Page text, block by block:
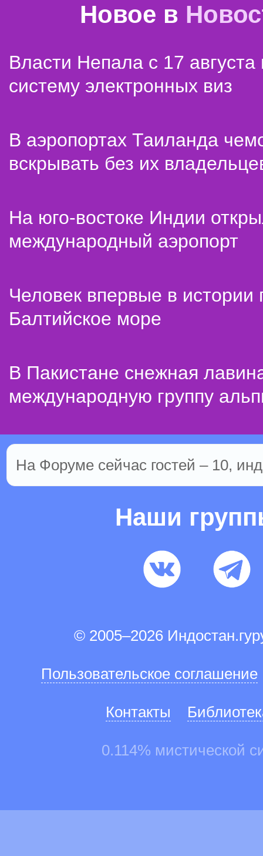
Новое в
Власти Непала с 17 августа
систему электронных виз
В аэропортах Таиланда
вскрывать без их
На юго-востоке Индии
международный аэропорт
Человек впервые в истории
Балтийское море
В Пакистане снежная
международную группу
На Форуме сейчас гостей – 10,
Наши
© 2005–2026
Пользовательское соглашение
Контакты
0.114% мистической